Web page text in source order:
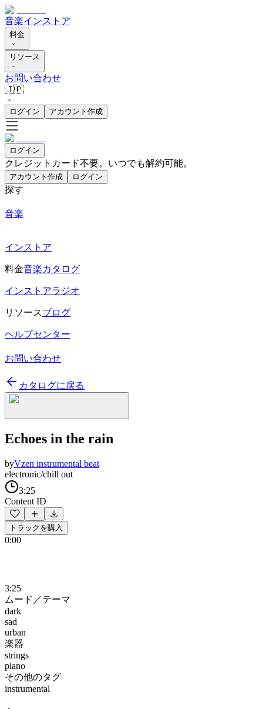
音楽インストア
料金
リソース
お問い合わせ
🇯🇵
ログイン アカウント作成
ログイン
クレジットカード不要。いつでも解約可能。
アカウント作成 ログイン
探す
音楽
インストア
料金音楽カタログ
インストアラジオ
リソースブログ
ヘルプセンター
お問い合わせ
カタログに戻る
Echoes in the rain
byVzen instrumental beat
electronic/chill out
3:25
Content ID
トラックを購入
0:00
3:25
ムード／テーマ
dark
sad
urban
楽器
strings
piano
その他のタグ
instrumental